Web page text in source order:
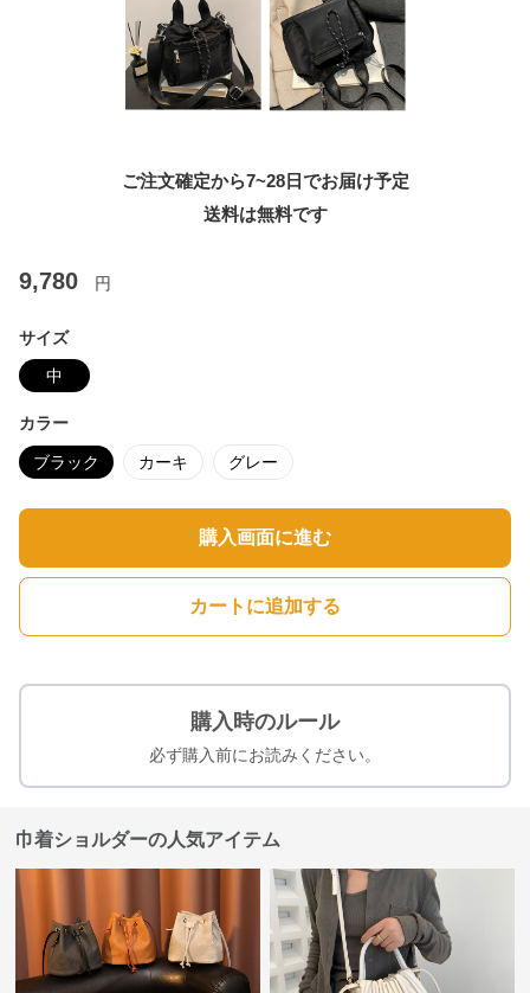
ご注文確定から7~28日でお届け予定
送料は無料です
9,780 円
サイズ
中
カラー
ブラック カーキ グレー
購入画面に進む
カートに追加する
購入時のルール
必ず購入前にお読みください。
巾着ショルダーの人気アイテム